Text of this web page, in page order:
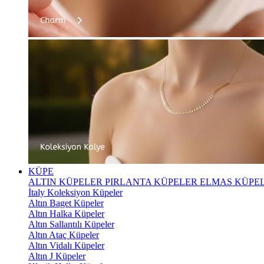
KÜPE
ALTIN KÜPELER PIRLANTA KÜPELER ELMAS
İtaly Koleksiyon Küpeler
Altın Baget Küpeler
Altın Halka Küpeler
Altın Sallantılı Küpeler
Altın Ataç Küpeler
Altın Vidalı Küpeler
Altın J Küpeler